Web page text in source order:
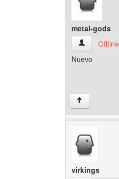
metal-gods
metal-gods
Offline
Nuevo
↑
virkings